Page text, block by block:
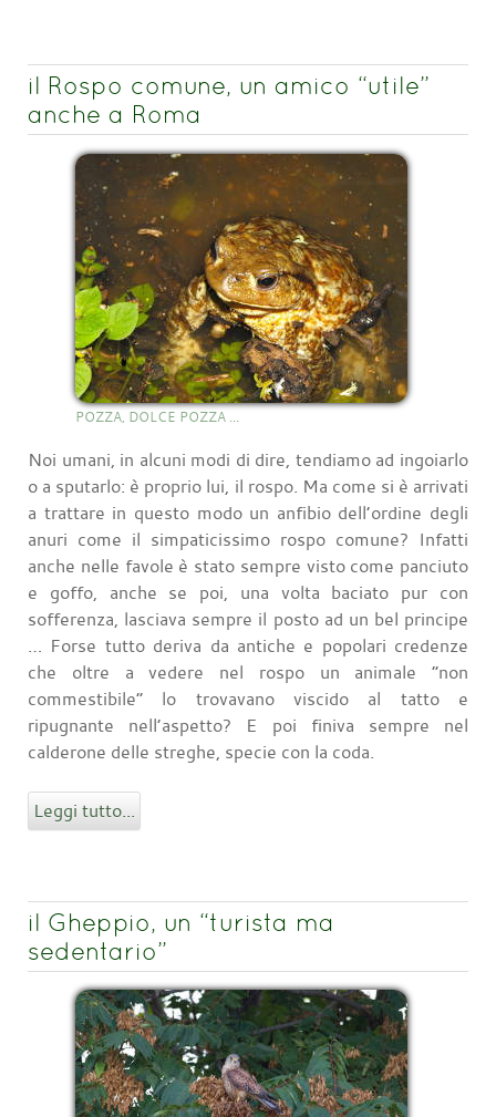
il Rospo comune, un amico “utile”
anche a Roma
POZZA, DOLCE POZZA ...
Noi umani, in alcuni modi di dire, tendiamo ad ingoiarlo
o a sputarlo: è proprio lui, il rospo. Ma come si è arrivati
a trattare in questo modo un anfibio dell’ordine degli
anuri come il simpaticissimo rospo comune? Infatti
anche nelle favole è stato sempre visto come panciuto
e goffo, anche se poi, una volta baciato pur con
sofferenza, lasciava sempre il posto ad un bel principe
… Forse tutto deriva da antiche e popolari credenze
che oltre a vedere nel rospo un animale “non
commestibile” lo trovavano viscido al tatto e
ripugnante nell’aspetto? E poi finiva sempre nel
calderone delle streghe, specie con la coda.
Leggi tutto...
il Gheppio, un “turista ma
sedentario”